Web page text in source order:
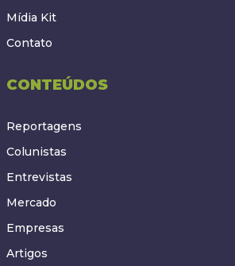
Mídia Kit
Contato
CONTEÚDOS
Reportagens
Colunistas
Entrevistas
Mercado
Empresas
Artigos